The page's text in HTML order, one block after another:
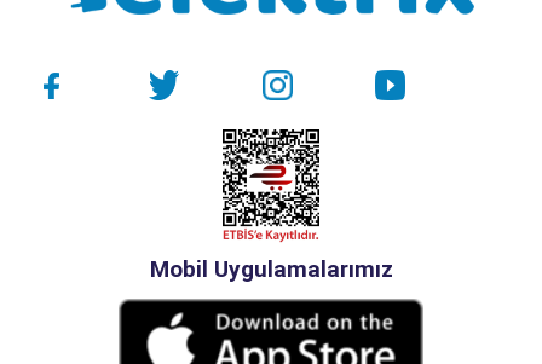
Mobil Uygulamalarımız